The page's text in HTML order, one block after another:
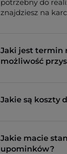
potrzebny do
znajdziesz na
Jaki jest termin
możliwość
Jakie są koszty
Jakie macie
upominków?